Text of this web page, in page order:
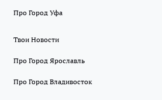
Про Город Уфа
Твои Новости
Про Город Ярославль
Про Город Владивосток